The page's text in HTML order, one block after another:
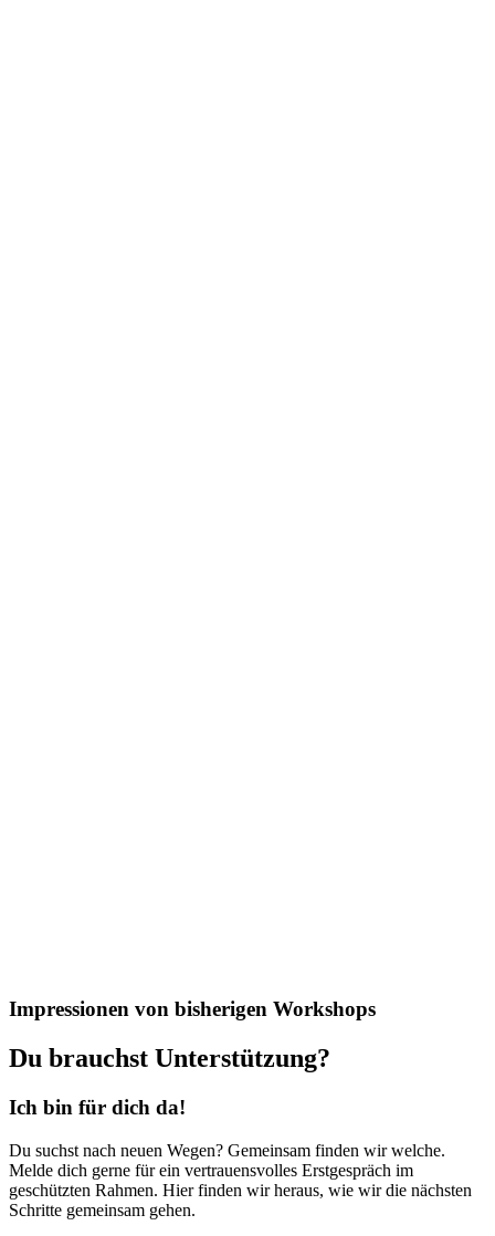
Impressionen von bisherigen Workshops
Du brauchst Unterstützung?
Ich bin für dich da!
Du suchst nach neuen Wegen? Gemeinsam finden wir welche.
Melde dich gerne für ein vertrauensvolles Erstgespräch im
geschützten Rahmen. Hier finden wir heraus, wie wir die nächsten
Schritte gemeinsam gehen.